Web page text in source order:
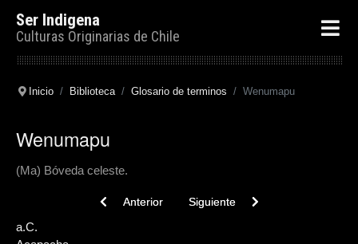
Ser Indigena
Culturas Originarias de Chile
Inicio Biblioteca Glosario de terminos Wenumapu
Wenumapu
(Ma) Bóveda celeste.
Previous article: Wilancha
Anterior Next article: Wentrupewen
Siguiente
a.C.